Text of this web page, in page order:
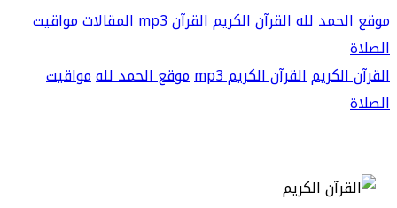
موقع الحمد للهالقرآن الكريمالقرآن mp3 المقالاتمواقيت
الصلاة
القرآن الكريمالقرآن الكريم mp3 موقع الحمد للهمواقيت
الصلاة